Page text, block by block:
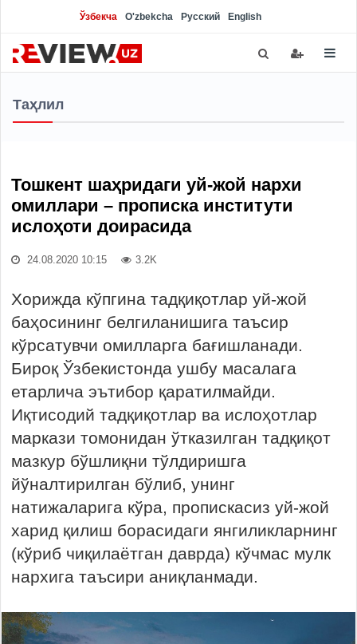
Ўзбекча O'zbekcha Русский English
Таҳлил
Тошкент шаҳридаги уй-жой нархи
омиллари – прописка институти
ислоҳоти доирасида
24.08.2020 10:15 3.2K
Хорижда кўпгина тадқиқотлар уй-жой
баҳосининг белгиланишига таъсир
кўрсатувчи омилларга бағишланади.
Бироқ Ўзбекистонда ушбу масалага
етарлича эътибор қаратилмайди.
Иқтисодий тадқиқотлар ва ислоҳотлар
маркази томонидан ўтказилган тадқиқот
мазкур бўшлиқни тўлдиришга
йўналтирилган бўлиб, унинг
натижаларига кўра, пропискасиз уй-жой
харид қилиш борасидаги янгиликларнинг
(кўриб чиқилаётган даврда) кўчмас мулк
нархига таъсири аниқланмади.